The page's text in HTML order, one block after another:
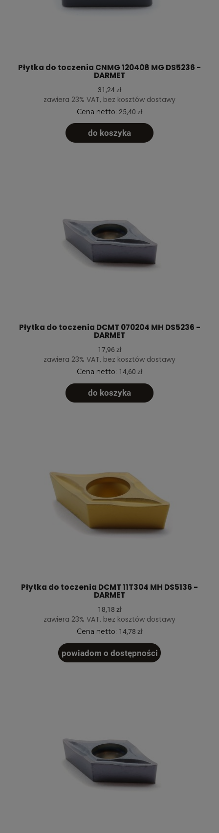
Płytka do toczenia CNMG 120408 MG DS5236 -
DARMET
31,24 zł
zawiera 23% VAT, bez kosztów dostawy
Cena netto: 25,40 zł
do koszyka
Płytka do toczenia DCMT 070204 MH DS5236 -
DARMET
17,96 zł
zawiera 23% VAT, bez kosztów dostawy
Cena netto: 14,60 zł
do koszyka
Płytka do toczenia DCMT 11T304 MH DS5136 -
DARMET
18,18 zł
zawiera 23% VAT, bez kosztów dostawy
Cena netto: 14,78 zł
powiadom o dostępności